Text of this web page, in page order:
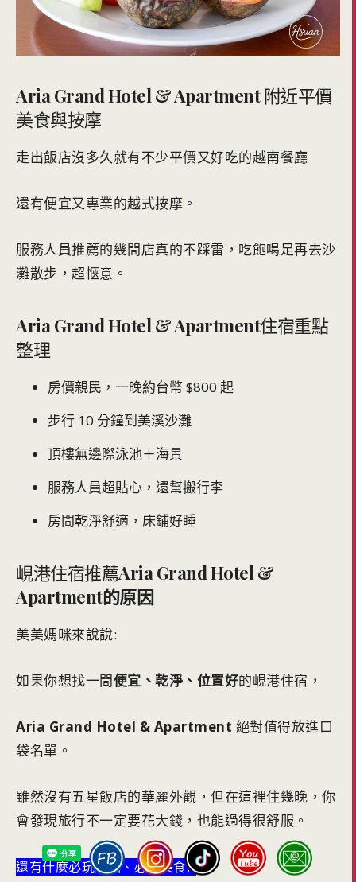
Aria Grand Hotel & Apartment附近平價
美食與按摩
走出飯店沒多久就有不少平價又好吃的越南餐廳
還有便宜又專業的越式按摩。
服務人員推薦的幾間店真的不踩雷，吃飽喝足再去沙
灘散步，超愜意。
Aria Grand Hotel & Apartment住宿重點
整理
房價親民，一晚約台幣 $800 起
步行 10 分鐘到美溪沙灘
頂樓無邊際泳池＋海景
服務人員超貼心，還幫搬行李
房間乾淨舒適，床鋪好睡
峴港住宿推薦Aria Grand Hotel &
Apartment的原因
美美媽咪來說說:
如果你想找一間便宜、乾淨、位置好的峴港住宿，
Aria Grand Hotel & Apartment 絕對值得放進口
袋名單。
雖然沒有五星飯店的華麗外觀，但在這裡住幾晚，你
會發現旅行不一定要花大錢，也能過得很舒服。
還有什麼必玩景點、必吃美食?